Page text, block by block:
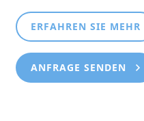
ERFAHREN SIE MEHR
ANFRAGE SENDEN